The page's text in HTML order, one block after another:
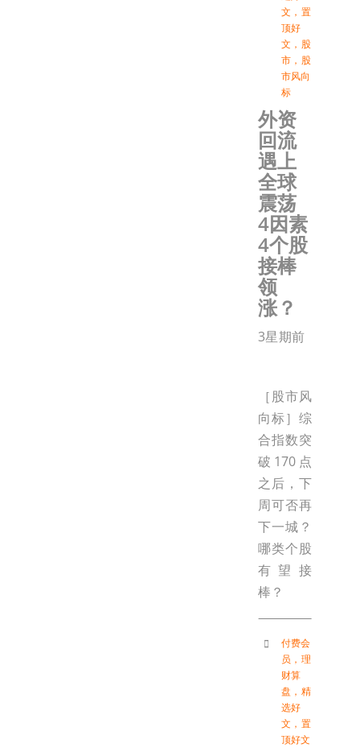
文 ， 置
顶好
文 ， 股
市 ， 股
市风向
标
外资
回流
遇上
全球
震荡
4因素
4个股
接棒
领
涨？
3星期前
［股市风
向标］综
合指数突
破170点
之后，下
周可否再
下一城？
哪类个股
有望接
棒？
付费会
员 ， 理
财算
盘 ， 精
选好
文 ， 置
顶好文